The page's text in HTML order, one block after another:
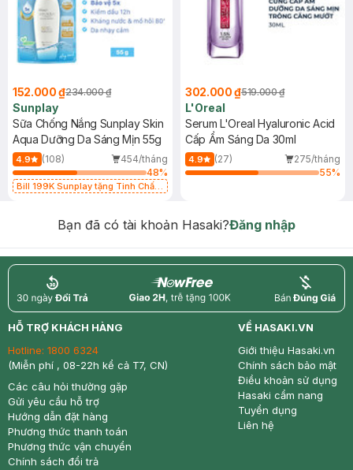
152.000 ₫234.000 ₫
Sunplay
Sữa Chống Nắng Sunplay Skin
Aqua Dưỡng Da Sáng Mịn 55g
4.9 (108)
454/tháng
48%
Bill 199K Sunplay tặng Tinh Chất
302.000 ₫519.000 ₫
L'Oreal
Serum L'Oreal Hyaluronic Acid
Cấp Ẩm Sáng Da 30ml
4.9 (27)
275/tháng
55%
Bạn đã có tài khoản Hasaki?Đăng nhập
return nowfree price
HỖ TRỢ KHÁCH HÀNG
Hotline: 1800 6324
(Miễn phí , 08-22h kể cả T7, CN)
Các câu hỏi thường gặp
Gửi yêu cầu hỗ trợ
Hướng dẫn đặt hàng
Phương thức thanh toán
Phương thức vận chuyển
Chính sách đổi trả
VỀ HASAKI.VN
Giới thiệu Hasaki.vn
Chính sách bảo mật
Điều khoản sử dụng
Hasaki cẩm nang
Tuyển dụng
Liên hệ